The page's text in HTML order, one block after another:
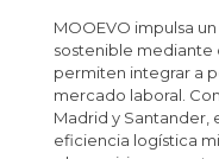
MOOEVO impulsa
sostenible mediante
permiten integrar a
mercado laboral.
Madrid y Santander,
eficiencia logística